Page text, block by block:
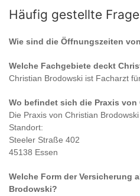
Häufig gestellte
Wie sind die Öffnungszeiten von
Welche Fachgebiete deckt
Christian Brodowski ist Facharzt
Wo befindet sich die Praxis von
Die Praxis von Christian Brodowski
Standort:
Steeler Straße 402
45138 Essen
Welche Form der Versicherung
Brodowski?